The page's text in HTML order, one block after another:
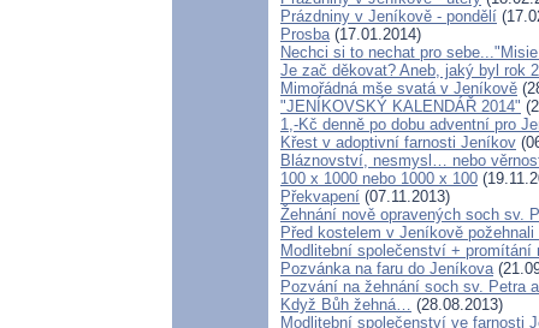
Prázdniny v Jeníkově - pondělí
Prosba(17.01.2014)
Nechci si to nechat pro
Je zač děkovat? Aneb, jaký byl rok
Mimořádná mše svatá v Jeníkově
"JENÍKOVSKÝ KALENDÁŘ 2014"
1,-Kč denně po dobu adventní pro
Křest v adoptivní farnosti Jeníkov
Bláznovství, nesmysl… nebo
100 x 1000 nebo 1000 x 100
Překvapení (07.11.2013)
Žehnání nově opravených soch sv.
Před kostelem v Jeníkově
Modlitební společenství + promítání
Pozvánka na faru do Jeníkova
Pozvání na žehnání soch sv. Petra
Když Bůh žehná… (28.08.2013)
Modlitební společenství ve farnosti